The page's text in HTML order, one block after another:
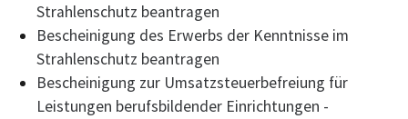
Strahlenschutz beantragen
Bescheinigung des Erwerbs der Kenntnisse im
Strahlenschutz beantragen
Bescheinigung zur Umsatzsteuerbefreiung für
Leistungen berufsbildender Einrichtungen -